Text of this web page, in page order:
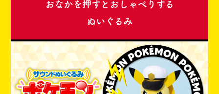
おなかを押すとおしゃべりする
ぬいぐるみ